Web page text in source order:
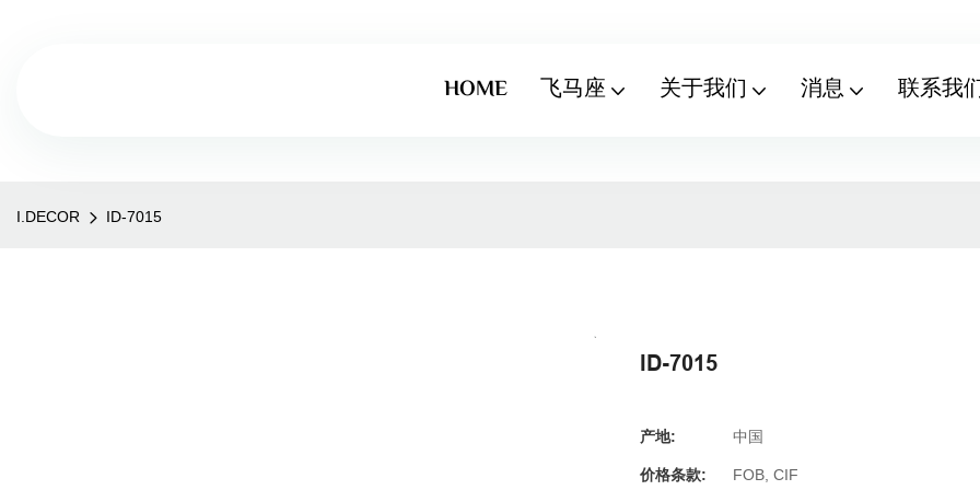
HOME 飞马座 关于我们 消息 联系我
I.DECOR ID-7015
ID-7015
产地: 中国
价格条款: FOB, CIF